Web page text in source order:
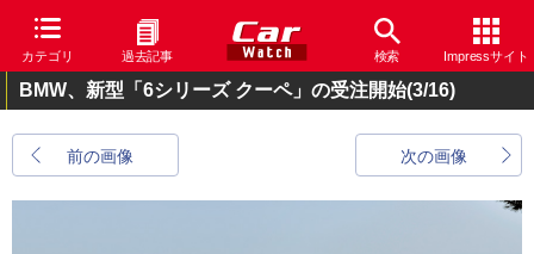
カテゴリ 過去記事 検索 Impressサイト
BMW、新型「6シリーズ クーペ」の受注開始(3/16)
前の画像 次の画像